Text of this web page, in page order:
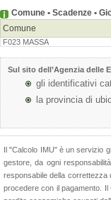
Comune • Scadenze •
Comune
F023 MASSA
Sul sito dell’Agenzia delle
gli identificativi
la provincia di
Il "Calcolo IMU" è un servizio
gestore, da ogni
responsabile della correttezza
procedere con il pagamento.